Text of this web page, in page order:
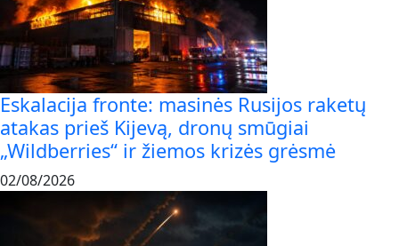
Eskalacija fronte: masinės Rusijos raketų
atakas prieš Kijevą, dronų smūgiai
„Wildberries“ ir žiemos krizės grėsmė
02/08/2026